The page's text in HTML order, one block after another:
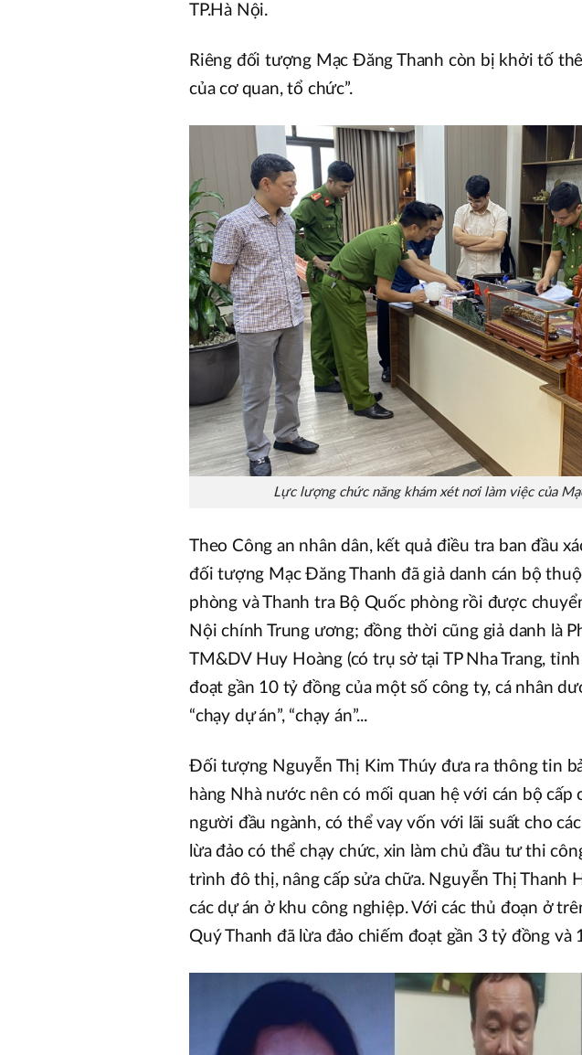
TP.Hà Nội.
Riêng đối tượng Mạc Đăng Thanh còn bị khởi tố
của cơ quan, tổ chức”.
Lực lượng chức năng khám xét nơi làm việc của
Theo Công an nhân dân, kết quả điều tra ban đầu
đối tượng Mạc Đăng Thanh đã giả danh cán bộ
phòng và Thanh tra Bộ Quốc phòng rồi được
Nội chính Trung ương; đồng thời cũng giả danh là
TM&DV Huy Hoàng (có trụ sở tại TP Nha Trang,
đoạt gần 10 tỷ đồng của một số công ty, cá nhân
“chạy dự án”, “chạy án”...
Đối tượng Nguyễn Thị Kim Thúy đưa ra thông tin
hàng Nhà nước nên có mối quan hệ với cán bộ cấp
người đầu ngành, có thể vay vốn với lãi suất cho
lừa đảo có thể chạy chức, xin làm chủ đầu tư thi
trình đô thị, nâng cấp sửa chữa. Nguyễn Thị Thanh
các dự án ở khu công nghiệp. Với các thủ đoạn ở
Quý Thanh đã lừa đảo chiếm đoạt gần 3 tỷ đồng và